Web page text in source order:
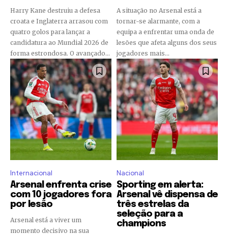
Harry Kane destruiu a defesa
croata e Inglaterra arrasou com
quatro golos para lançar a
candidatura ao Mundial 2026 de
forma estrondosa. O avançado...
A situação no Arsenal está a
tornar-se alarmante, com a
equipa a enfrentar uma onda de
lesões que afeta alguns dos seus
jogadores mais...
Internacional
Arsenal enfrenta crise
com 10 jogadores fora
por lesão
Arsenal está a viver um
momento decisivo na sua
Nacional
Sporting em alerta:
Arsenal vê dispensa de
três estrelas da
seleção para a
champions